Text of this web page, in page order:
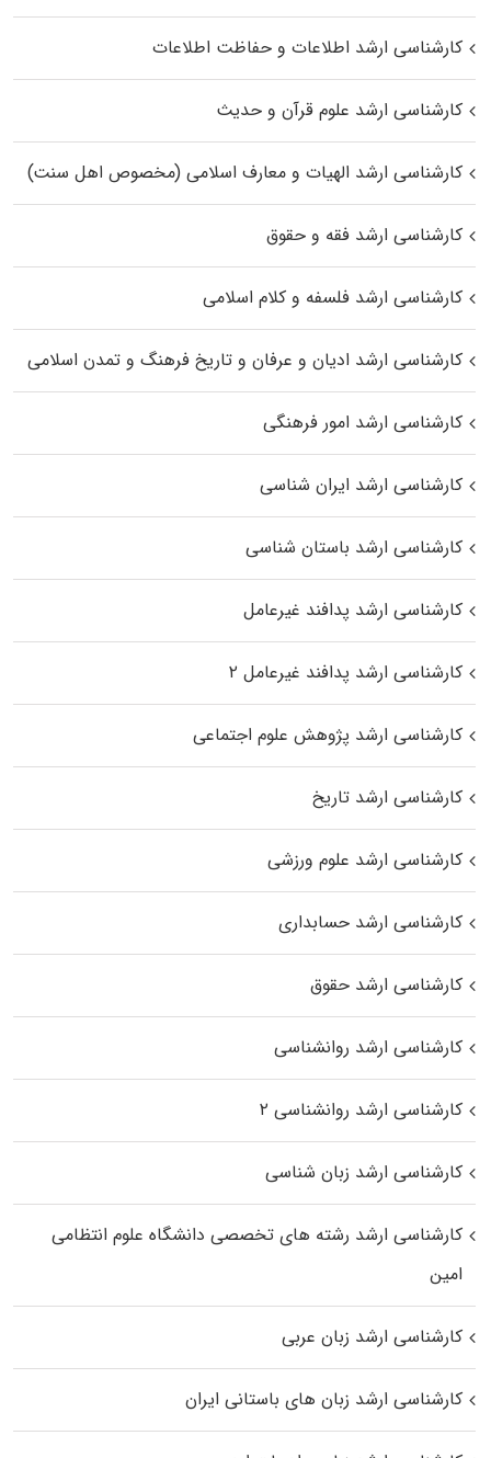
کارشناسی ارشد اطلاعات و حفاظت اطلاعات
کارشناسی ارشد علوم قرآن و حدیث
کارشناسی ارشد الهیات و معارف اسلامی (مخصوص اهل سنت)
کارشناسی ارشد فقه و حقوق
کارشناسی ارشد فلسفه و کلام اسلامی
کارشناسی ارشد ادیان و عرفان و تاریخ فرهنگ و تمدن اسلامی
کارشناسی ارشد امور فرهنگی
کارشناسی ارشد ایران شناسی
کارشناسی ارشد باستان شناسی
کارشناسی ارشد پدافند غیرعامل
کارشناسی ارشد پدافند غیرعامل ۲
کارشناسی ارشد پژوهش علوم اجتماعی
کارشناسی ارشد تاریخ
کارشناسی ارشد علوم ورزشی
کارشناسی ارشد حسابداری
کارشناسی ارشد حقوق
کارشناسی ارشد روانشناسی
کارشناسی ارشد روانشناسی ۲
کارشناسی ارشد زبان شناسی
کارشناسی ارشد رﺷﺘﻪ ﻫﺎی تخصصی داﻧﺸﮕﺎه ﻋﻠﻮم انتظامی
اﻣﻴﻦ
کارشناسی ارشد زبان عربی
کارشناسی ارشد زبان‌ های باستانی ایران